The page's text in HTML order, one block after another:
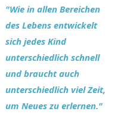
"Wie in allen Bereichen
des Lebens entwickelt
sich jedes Kind
unterschiedlich schnell
und braucht auch
unterschiedlich viel Zeit,
um Neues zu erlernen."